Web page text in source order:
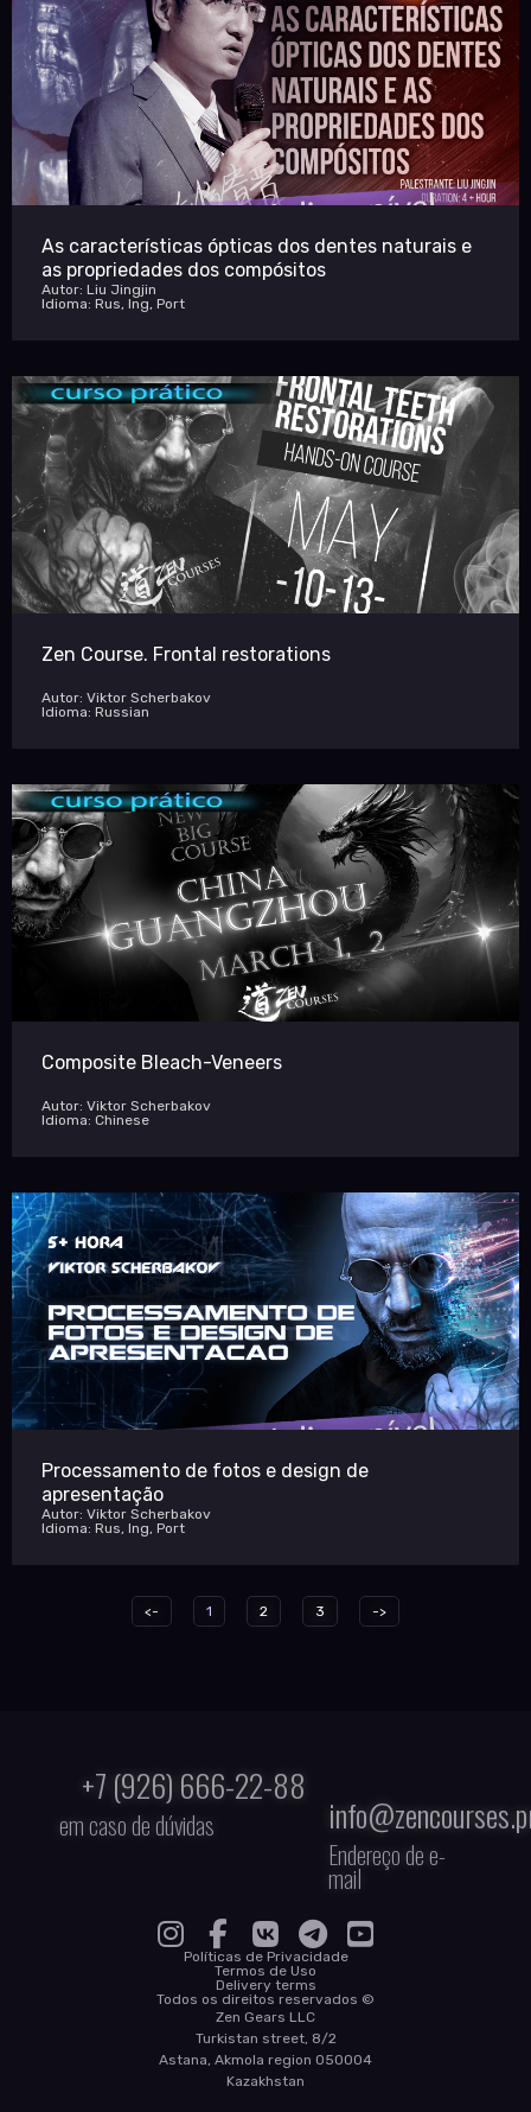
As características ópticas dos dentes naturais e
as propriedades dos compósitos
Autor: Liu Jingjin
Idioma: Rus, Ing, Port
Zen Course. Frontal restorations
Autor: Viktor Scherbakov
Idioma: Russian
Composite Bleach-Veneers
Autor: Viktor Scherbakov
Idioma: Chinese
Processamento de fotos e design de
apresentação
Autor: Viktor Scherbakov
Idioma: Rus, Ing, Port
<- 1 2 3 ->
+7 (926) 666-22-88
em caso de dúvidas
Endereço de e-
mail
Políticas de Privacidade
Termos de Uso
Delivery terms
Todos os direitos reservados ©
Zen Gears LLC
Turkistan street, 8/2
Astana, Akmola region 050004
Kazakhstan